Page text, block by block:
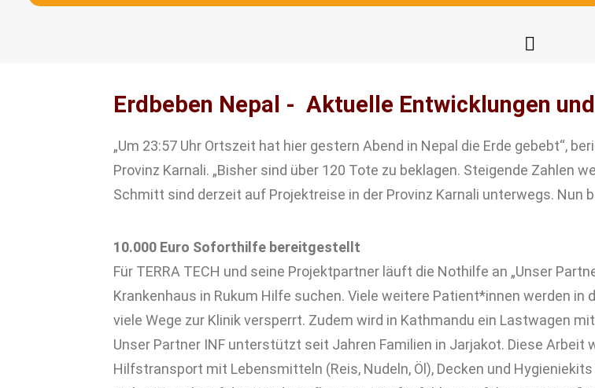
Erdbeben Nepal - Aktuelle Entwicklungen
„Um 23:57 Uhr Ortszeit hat hier gestern Abend in Nepal die Erde gebebt“,
Provinz Karnali. „Bisher sind über 120 Tote zu beklagen. Steigende Zahlen
Schmitt sind derzeit auf Projektreise in der Provinz Karnali unterwegs. Nun
10.000 Euro Soforthilfe bereitgestellt
Für TERRA TECH und seine Projektpartner läuft die Nothilfe an „Unser
Krankenhaus in Rukum Hilfe suchen. Viele weitere Patient*innen werden
viele Wege zur Klinik versperrt. Zudem wird in Kathmandu ein Lastwagen
Unser Partner INF unterstützt seit Jahren Familien in Jarjakot. Diese Arbeit
Hilfstransport mit Lebensmitteln (Reis, Nudeln, Öl), Decken und